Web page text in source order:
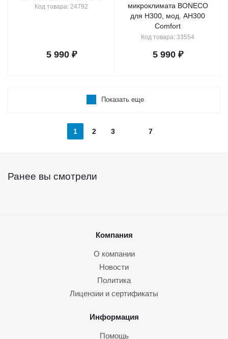
Код товара: 24792
5 990₽
микроклимата BONECO
для H300, мод. AH300
Comfort
Код товара: 33554
5 990₽
Показать еще
1 2 3 7
Ранее вы смотрели
Компания
О компании
Новости
Политика
Лицензии и сертификаты
Информация
Помощь